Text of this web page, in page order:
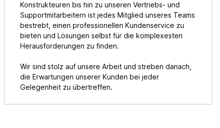
Konstrukteuren bis hin zu unseren Vertriebs- und
Supportmitarbeitern ist jedes Mitglied unseres Teams
bestrebt, einen professionellen Kundenservice zu
bieten und Lösungen selbst für die komplexesten
Herausforderungen zu finden.
Wir sind stolz auf unsere Arbeit und streben danach,
die Erwartungen unserer Kunden bei jeder
Gelegenheit zu übertreffen.